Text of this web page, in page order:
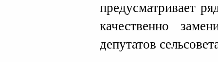
предусматривает
качественно
депутатов